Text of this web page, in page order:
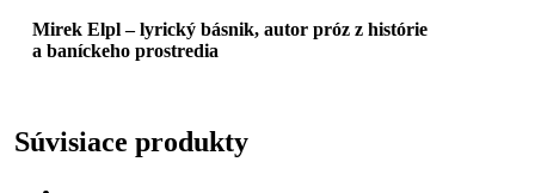
Mirek Elpl – lyrický básnik, autor próz z histórie
a baníckeho prostredia
Súvisiace produkty